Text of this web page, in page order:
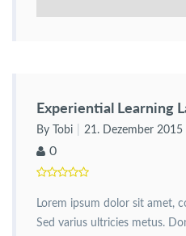
Experiential Learning
By Tobi 21. Dezember 2015
0
Lorem ipsum dolor sit amet,
Sed varius ultricies metus.